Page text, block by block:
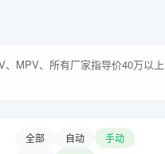
MPV、所有厂家指导价40万以
全部 自动 手动